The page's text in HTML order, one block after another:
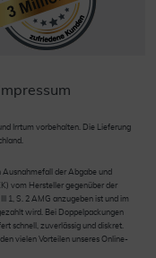
Impressum
Irrtum vorbehalten. Die Lieferung
der Abgabe und
vom Hersteller gegenüber der
1, S. 2 AMG anzugeben ist und im
wird. Bei Doppelpackungen
schnell, zuverlässig und diskret.
vielen Vorteilen unseres Online-